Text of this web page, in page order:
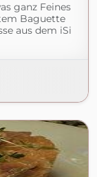
ganz Feines
Baguette
aus dem iSi